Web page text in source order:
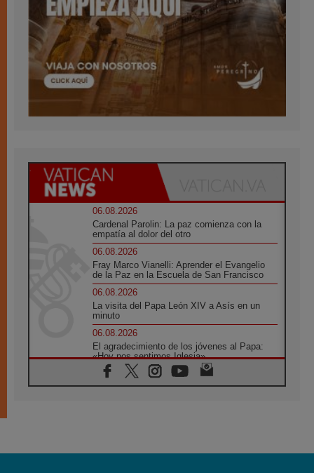
06.08.2026
Cardenal Parolin: La paz comienza con la
empatía al dolor del otro
06.08.2026
Fray Marco Vianelli: Aprender el Evangelio
de la Paz en la Escuela de San Francisco
06.08.2026
La visita del Papa León XIV a Asís en un
minuto
06.08.2026
El agradecimiento de los jóvenes al Papa:
«Hoy nos sentimos Iglesia»
06.08.2026
Líbano: Reanudan los coloquios en Roma en